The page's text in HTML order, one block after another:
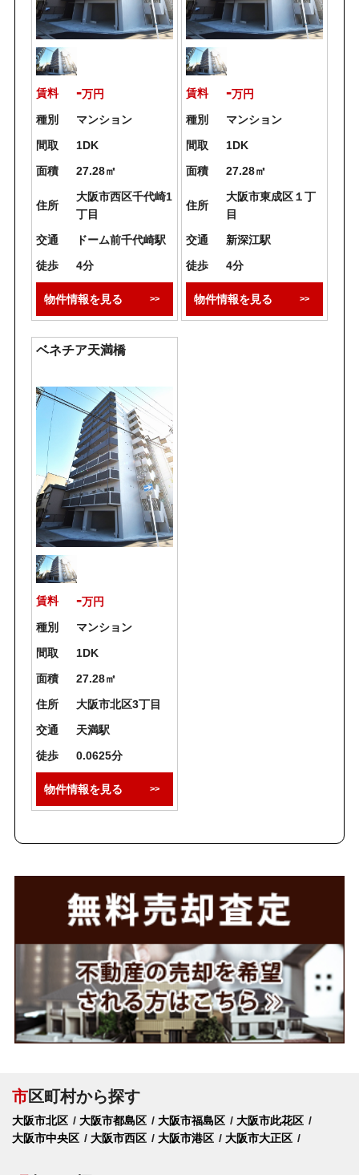
賃料 -万円
種別
マンション
間取
1DK
面積
27.28㎡
住所
大阪市西区千代崎1
丁目
交通
ドーム前千代崎駅
徒歩
4分
物件情報を見る
賃料 -万円
種別
マンション
間取
1DK
面積
27.28㎡
住所
大阪市東成区１丁
目
交通
新深江駅
徒歩
4分
物件情報を見る
ベネチア天満橋
賃料 -万円
種別
マンション
間取
1DK
面積
27.28㎡
住所
大阪市北区3丁目
交通
天満駅
徒歩
0.0625分
物件情報を見る
市区町村から探す
大阪市北区 大阪市都島区 大阪市福島区
大阪市此花区
大阪市中央区
大阪市西区 大阪市港区 大阪市大正区